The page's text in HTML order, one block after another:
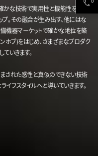
かな技術で実用性と機能性を追求
。その融合が生み出す、他にはな
機器マーケットで確かな地位を築
ホブ)をはじめ、さまざまなプロダク
いきます。
された感性と真似のできない技術
イフスタイルへと導いていきます。